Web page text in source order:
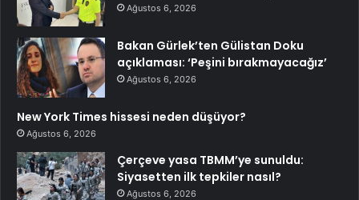
Ağustos 6, 2026
Bakan Gürlek’ten Gülistan Doku
açıklaması: ‘Peşini bırakmayacağız’
Ağustos 6, 2026
New York Times hissesi neden düşüyor?
Ağustos 6, 2026
Çerçeve yasa TBMM’ye sunuldu:
Siyasetten ilk tepkiler nasıl?
Ağustos 6, 2026